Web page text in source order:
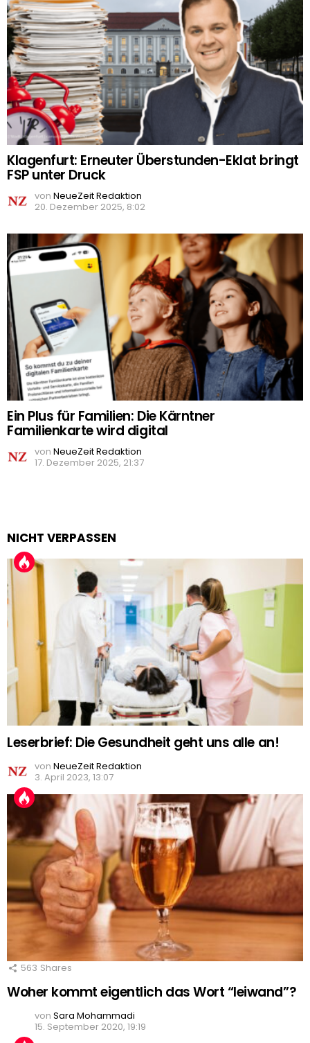
Klagenfurt: Erneuter Überstunden-Eklat bringt
FSP unter Druck
von NeueZeit Redaktion
20. Dezember 2025, 8:02
Ein Plus für Familien: Die Kärntner
Familienkarte wird digital
von NeueZeit Redaktion
17. Dezember 2025, 21:37
NICHT VERPASSEN
Leserbrief: Die Gesundheit geht uns alle an!
von NeueZeit Redaktion
3. April 2023, 13:07
563 Shares
Woher kommt eigentlich das Wort “leiwand”?
von Sara Mohammadi
15. September 2020, 19:19